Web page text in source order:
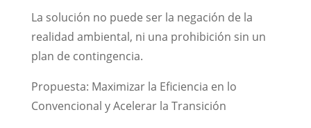
La solución no puede ser la negación de la
realidad ambiental, ni una prohibición sin un
plan de contingencia.
Propuesta: Maximizar la Eficiencia en lo
Convencional y Acelerar la Transición